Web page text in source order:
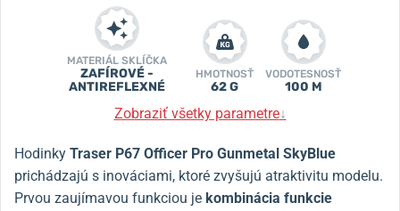
MATERIÁL SKLÍČKA
ZAFÍROVÉ -
ANTIREFLEXNÉ
HMOTNOSŤ
62 G
VODOTESNOSŤ
100 M
Zobraziť všetky parametre↓
Hodinky Traser P67 Officer Pro Gunmetal SkyBlue
prichádzajú s inováciami, ktoré zvyšujú atraktivitu modelu.
Prvou zaujímavou funkciou je kombinácia funkcie